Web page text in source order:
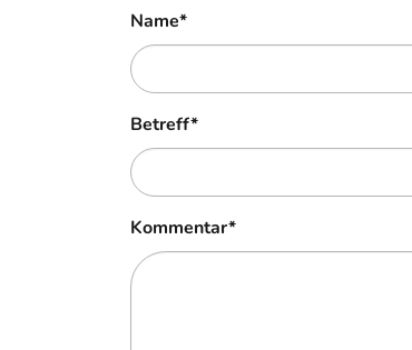
Name*
Betreff*
Kommentar*